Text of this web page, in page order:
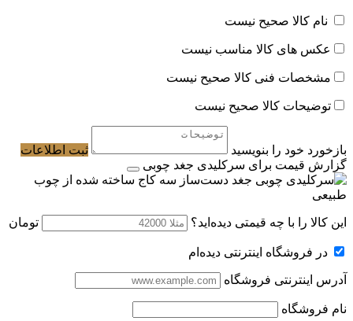
نام کالا صحیح نیست
عکس های کالا مناسب نیست
مشخصات فنی کالا صحیح نیست
توضیحات کالا صحیح نیست
بازخورد خود را بنویسید
ثبت اطلاعات
گزارش قیمت برای سرکلیدی جغد چوبی
این کالا را با چه قیمتی دیده‌اید؟ تومان
در فروشگاه اینترنتی دیده‌ام
آدرس اینترنتی فروشگاه
نام فروشگاه